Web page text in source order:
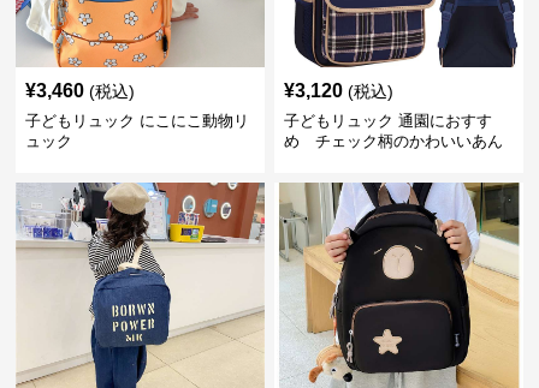
¥3,460 (税込)
子どもリュック にこにこ動物リ
ュック
¥3,120 (税込)
子どもリュック 通園におすす
め チェック柄のかわいいあん